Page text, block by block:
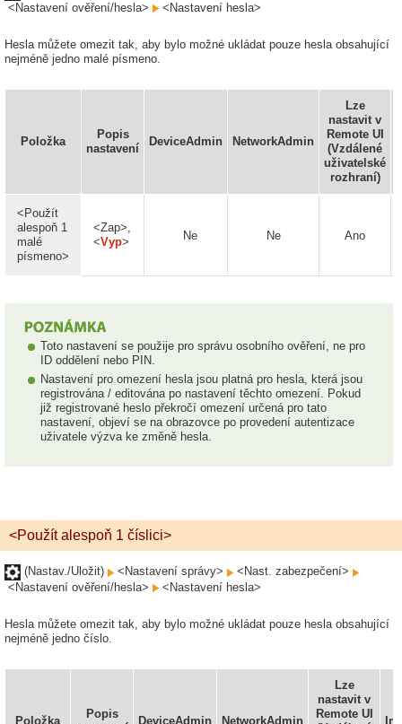
<Nastavení ověření/hesla>
<Nastavení hesla>
Hesla můžete omezit tak, aby bylo možné ukládat pouze hesla obsahující
nejméně jedno malé písmeno.
Položka
Popis
nastavení
DeviceAdmin NetworkAdmin
Lze
nastavit v
Remote UI
(Vzdálené
uživatelské
rozhraní)
<Použít
alespoň 1
malé
písmeno>
<Zap>,
<Vyp> Ne Ne Ano
Toto nastavení se použije pro správu osobního ověření, ne pro
ID oddělení nebo PIN.
Nastavení pro omezení hesla jsou platná pro hesla, která jsou
registrována / editována po nastavení těchto omezení. Pokud
již registrované heslo překročí omezení určená pro tato
nastavení, objeví se na obrazovce po provedení autentizace
uživatele výzva ke změně hesla.
<Použít alespoň 1 číslici>
(Nastav./Uložit) <Nastavení správy>
<Nast. zabezpečení>
<Nastavení ověření/hesla>
<Nastavení hesla>
Hesla můžete omezit tak, aby bylo možné ukládat pouze hesla obsahující
nejméně jedno číslo.
Položka
Popis
DeviceAdmin NetworkAdmin
Lze
nastavit v
Remote UI